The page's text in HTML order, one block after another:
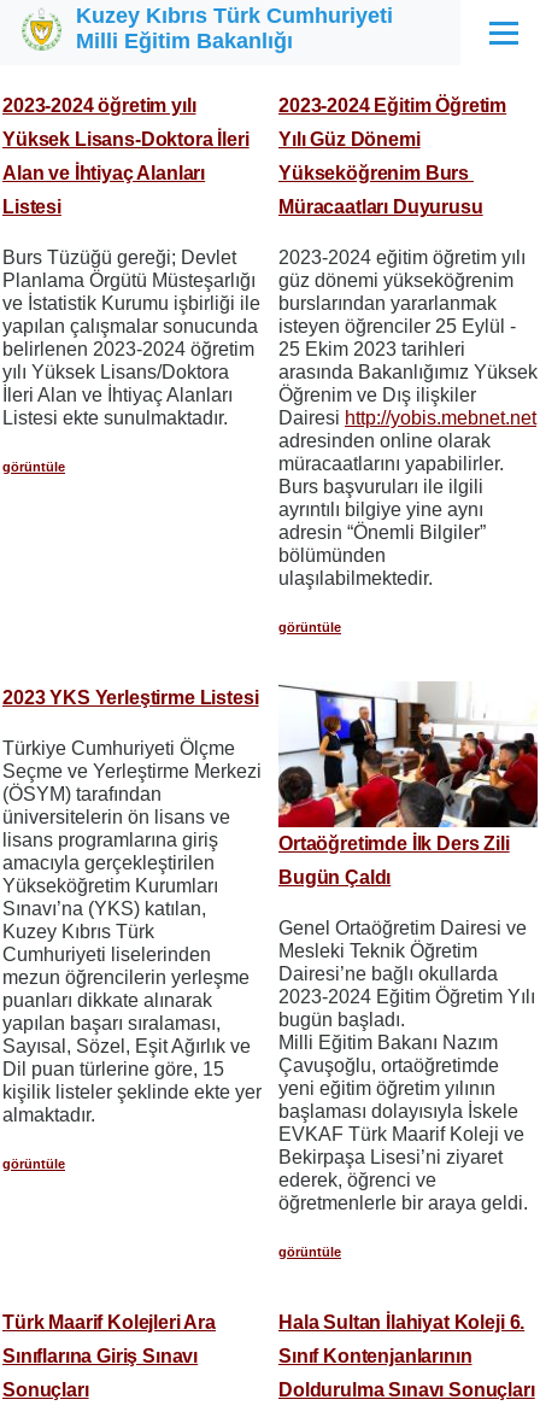
Ana içeriğe atla
Kuzey Kıbrıs Türk Cumhuriyeti
Milli Eğitim Bakanlığı
Menü
2023-2024 öğretim yılı
Yüksek Lisans-Doktora İleri
Alan ve İhtiyaç Alanları
Listesi
Burs Tüzüğü gereği; Devlet
Planlama Örgütü Müsteşarlığı
ve İstatistik Kurumu işbirliği ile
yapılan çalışmalar sonucunda
belirlenen 2023-2024 öğretim
yılı Yüksek Lisans/Doktora
İleri Alan ve İhtiyaç Alanları
Listesi ekte sunulmaktadır.
görüntüle
2023-2024 Eğitim Öğretim
Yılı Güz Dönemi
Yükseköğrenim Burs
Müracaatları Duyurusu
2023-2024 eğitim öğretim yılı
güz dönemi yükseköğrenim
burslarından yararlanmak
isteyen öğrenciler 25 Eylül -
25 Ekim 2023 tarihleri
arasında Bakanlığımız Yüksek
Öğrenim ve Dış ilişkiler
Dairesi http://yobis.mebnet.net
adresinden online olarak
müracaatlarını yapabilirler.
Burs başvuruları ile ilgili
ayrıntılı bilgiye yine aynı
adresin “Önemli Bilgiler”
bölümünden
ulaşılabilmektedir.
görüntüle
2023 YKS Yerleştirme Listesi
Türkiye Cumhuriyeti Ölçme
Seçme ve Yerleştirme Merkezi
(ÖSYM) tarafından
üniversitelerin ön lisans ve
lisans programlarına giriş
amacıyla gerçekleştirilen
Yükseköğretim Kurumları
Sınavı’na (YKS) katılan,
Kuzey Kıbrıs Türk
Cumhuriyeti liselerinden
mezun öğrencilerin yerleşme
puanları dikkate alınarak
yapılan başarı sıralaması,
Sayısal, Sözel, Eşit Ağırlık ve
Dil puan türlerine göre, 15
kişilik listeler şeklinde ekte yer
almaktadır.
görüntüle
Ortaöğretimde İlk Ders Zili
Bugün Çaldı
Genel Ortaöğretim Dairesi ve
Mesleki Teknik Öğretim
Dairesi’ne bağlı okullarda
2023-2024 Eğitim Öğretim Yılı
bugün başladı.
Milli Eğitim Bakanı Nazım
Çavuşoğlu, ortaöğretimde
yeni eğitim öğretim yılının
başlaması dolayısıyla İskele
EVKAF Türk Maarif Koleji ve
Bekirpaşa Lisesi’ni ziyaret
ederek, öğrenci ve
öğretmenlerle bir araya geldi.
görüntüle
Türk Maarif Kolejleri Ara
Sınıflarına Giriş Sınavı
Sonuçları
Hala Sultan İlahiyat Koleji 6.
Sınıf Kontenjanlarının
Doldurulma Sınavı Sonuçları